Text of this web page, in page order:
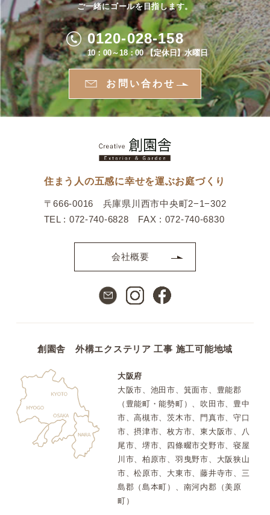
ご一緒にゴールを目指します。
0120-028-158
10：00～18：00 【定休日】水曜日
お問い合わせ
住まう人の五感に幸せを運ぶお庭づくり
〒666-0016 兵庫県川西市中央町2−1−302
TEL : 072-740-6828 FAX : 072-740-6830
会社概要
創園舎 外構エクステリア 工事 施工可能地域
大阪府
大阪市、池田市、箕面市、豊能郡
（豊能町・能勢町）、吹田市、豊中
市、高槻市、茨木市、門真市、守口
市、摂津市、枚方市、東大阪市、八
尾市、堺市、四條畷市交野市、寝屋
川市、柏原市、羽曳野市、大阪狭山
市、松原市、大東市、藤井寺市、三
島郡（島本町）、南河内郡（美原
町）